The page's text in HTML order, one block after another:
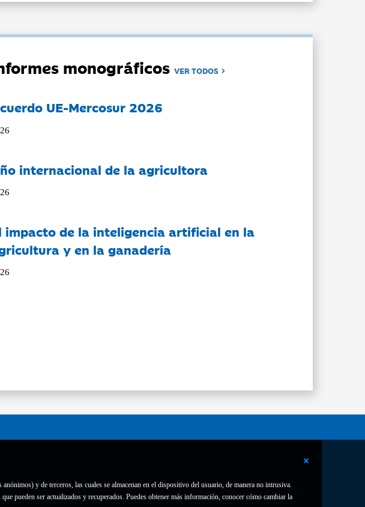
y de terceros, las cuales se almacenan en el dispositivo del usuario, de manera no intrusiva.
pueden ser actualizados y recuperados. Puedes obtener más información, conocer cómo cambiar la
monográficosVER TODOS
UE-Mercosur 2026
internacional de la agricultora
impacto de la inteligencia artificial en la
y en la ganadería
Contacto Declaración de accesibilidad